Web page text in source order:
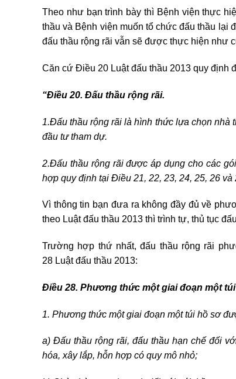
Theo như bạn trình bày thì Bệnh viện thực
thầu và Bệnh viện muốn tổ chức đấu thầu
đấu thầu rộng rãi vẫn sẽ được thực hiện như
Căn cứ Điều 20 Luật đấu thầu 2013 quy định
“Điều 20. Đấu thầu rộng rãi.
1.Đấu thầu rộng rãi là hình thức lựa chọn nhà
đầu tư tham dự.
2.Đấu thầu rộng rãi được áp dụng cho các
hợp quy định tại Điều 21, 22, 23, 24, 25, 26 và
Vì thông tin bạn đưa ra không đầy đủ về
theo Luật đấu thầu 2013 thì trình tự, thủ tục
Trường hợp thứ nhất, đấu thầu rộng rãi
28 Luật đấu thầu 2013:
Điều 28. Phương thức một giai đoạn một
1. Phương thức một giai đoạn một túi hồ sơ
a) Đấu thầu rộng rãi, đấu thầu hạn chế đối
hóa, xây lắp, hỗn hợp có quy mô nhỏ;